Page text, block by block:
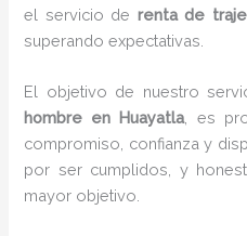
el servicio de renta de
superando expectativas.
El objetivo de nuestro
hombre en Huayatla, es
compromiso, confianza y
por ser cumplidos, y
mayor objetivo.